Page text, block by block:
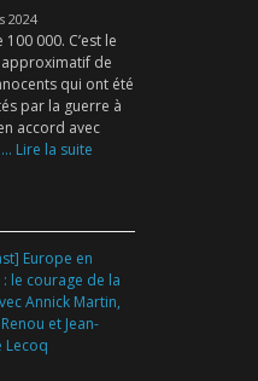
2024
100 000. C’est le
de
qui ont été
par la guerre à
accord avec
... Lire la suite
Europe en
: le courage de la
Annick Martin,
et Jean-
Lecoq